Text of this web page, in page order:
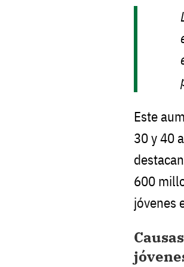
Este
30 y 40
600
jóvenes